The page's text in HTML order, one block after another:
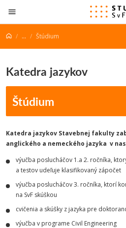
Prejsť na obsah
... Štúdium
Katedra jazykov
Štúdium
Katedra jazykov Stavebnej fakulty
anglického a nemeckého jazyka v
výučba poslucháčov 1.a 2. ročníka,
a testov udeľuje klasifikovaný zápočet
výučba poslucháčov 3. ročníka, ktorí
na SvF skúškou
cvičenia a skúšky z jazyka pre
výučba v programe Civil Engineering